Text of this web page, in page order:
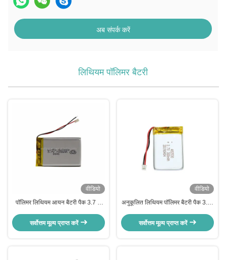
अब संपर्क करें
लिथियम पॉलिमर बैटरी
वीडियो
पॉलिमर लिथियम आयन बैटरी पैक 3.7 V
सर्वोत्तम मूल्य प्राप्त करें
वीडियो
अनुकूलित लिथियम पॉलिमर बैटरी पैक 3.7v
सर्वोत्तम मूल्य प्राप्त करें